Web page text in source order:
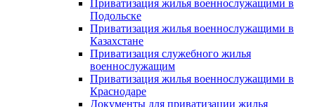
Приватизация жилья военнослужащими в
Подольске
Приватизация жилья военнослужащими в
Казахстане
Приватизация служебного жилья
военнослужащим
Приватизация жилья военнослужащими в
Краснодаре
Документы для приватизации жилья